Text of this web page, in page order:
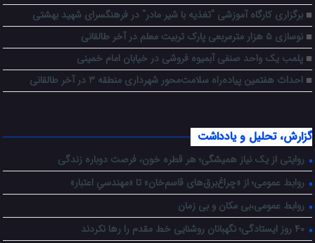
برگزاری کارگاه آموزشی "تغذیه با شیر مادر" در فرهنگسرای شهید بهشتی
نوسازی ۵ هزار مترمربعی پارک تربیت معلم در آخر طالقانی
پلمب یک واحد صنفی آبمیوه فروشی در خیابان امام خمینی
احداث هفتمین پیاده‌راه سلامت‌محور شهرداری منطقه ۳ در آخر طالقانی
گزارش، تحلیل و یادداشت
روایتی از یک نیاز همیشگی؛ هر قطره خون، فرصت دوباره زندگی
روابط عمومی؛ از «چراغ‌برق‌های قاسم‌خان» تا «مهندسیِ اعتبار»
روابط عمومی،بی مکان و بی زمان
۴۰ روز ایستادگی؛ نگهبانان روشنایی خط مقدم را رها نکردند